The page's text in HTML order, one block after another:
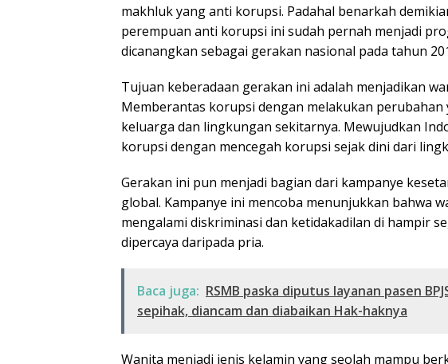
makhluk yang anti korupsi. Padahal benarkah
perempuan anti korupsi ini sudah pernah menjadi
dicanangkan sebagai gerakan nasional pada tahun
Tujuan keberadaan gerakan ini adalah menjadikan
Memberantas korupsi dengan melakukan perubahan
keluarga dan lingkungan sekitarnya. Mewujudkan
korupsi dengan mencegah korupsi sejak dini dari
Gerakan ini pun menjadi bagian dari kampanye
global. Kampanye ini mencoba menunjukkan bahwa
mengalami diskriminasi dan ketidakadilan di hampir
dipercaya daripada pria.
Baca juga: RSMB paska diputus layanan pasen
sepihak, diancam dan diabaikan Hak-haknya
Wanita menjadi jenis kelamin yang seolah mampu